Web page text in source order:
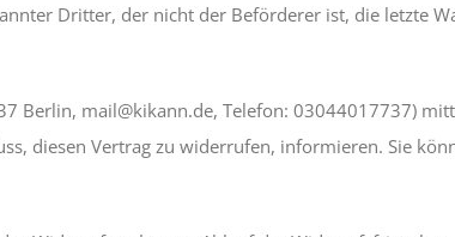
Dritter, der nicht der Beförderer ist, die letzte
Berlin, mail@kikann.de, Telefon: 03044017737)
diesen Vertrag zu widerrufen, informieren. Sie